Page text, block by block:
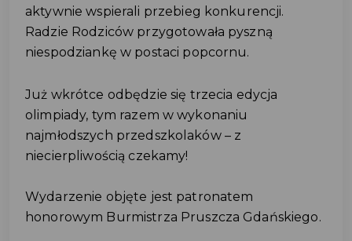
aktywnie wspierali przebieg konkurencji.
Radzie Rodziców przygotowała pyszną
niespodziankę w postaci popcornu.
Już wkrótce odbędzie się trzecia edycja
olimpiady, tym razem w wykonaniu
najmłodszych przedszkolaków – z
niecierpliwością czekamy!
Wydarzenie objęte jest patronatem
honorowym Burmistrza Pruszcza Gdańskiego.